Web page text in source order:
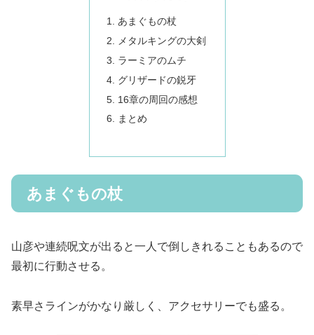
あまぐもの杖
メタルキングの大剣
ラーミアのムチ
グリザードの鋭牙
16章の周回の感想
まとめ
あまぐもの杖
山彦や連続呪文が出ると一人で倒しきれることもあるので
最初に行動させる。
素早さラインがかなり厳しく、アクセサリーでも盛る。